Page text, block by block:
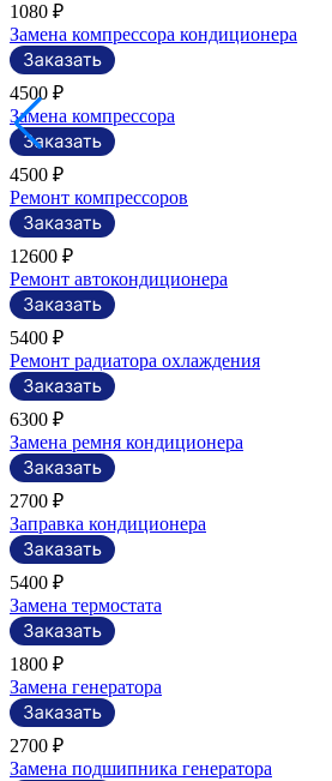
1080 ₽
Замена компрессора кондиционера
4500 ₽
Замена компрессора
4500 ₽
Ремонт компрессоров
12600 ₽
Ремонт автокондиционера
5400 ₽
Ремонт радиатора охлаждения
6300 ₽
Замена ремня кондиционера
2700 ₽
Заправка кондиционера
5400 ₽
Замена термостата
1800 ₽
Замена генератора
2700 ₽
Замена подшипника генератора